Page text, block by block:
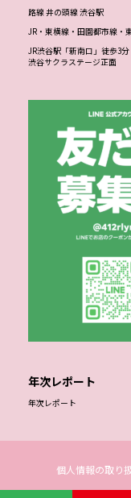
路線 井の頭線 渋谷駅
JR・東横線・田園都市線・
JR渋谷駅「新南口」徒歩3分
渋谷サクラステージ正面
年次レポート
年次レポート
個人情報の取り